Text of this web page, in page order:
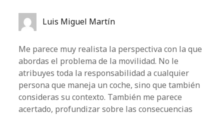
Luis Miguel Martín
Me parece muy realista la perspectiva con la que
abordas el problema de la movilidad. No le
atribuyes toda la responsabilidad a cualquier
persona que maneja un coche, sino que también
consideras su contexto. También me parece
acertado, profundizar sobre las consecuencias